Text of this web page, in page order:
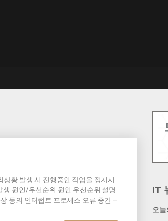
상황 발생 시 진행중인 작업을 정지시
생 원인/우선순위 원인 우선순위 설명
등의 인터럽트 프로세스 오류 중간 –
IT
오